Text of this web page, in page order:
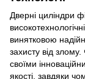
Дверні циліндри
винятковою
захисту від
своїми
якості, завдяки